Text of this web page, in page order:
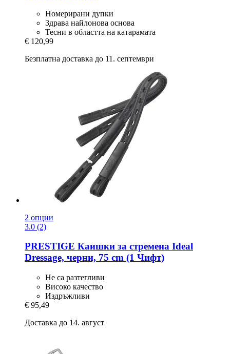
Номерирани дупки
Здрава найлонова основа
Тесни в областта на катарамата
€ 120,99
Безплатна доставка до 11. септември
2 опции
3.0 (2)
PRESTIGE Каишки за стремена Ideal
Dressage, черни, 75 cm (1 Чифт)
Не са разтегливи
Високо качество
Издръжливи
€ 95,49
Доставка до 14. август